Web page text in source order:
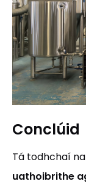
Conclúid
Tá todhchaí
uathoibrithe